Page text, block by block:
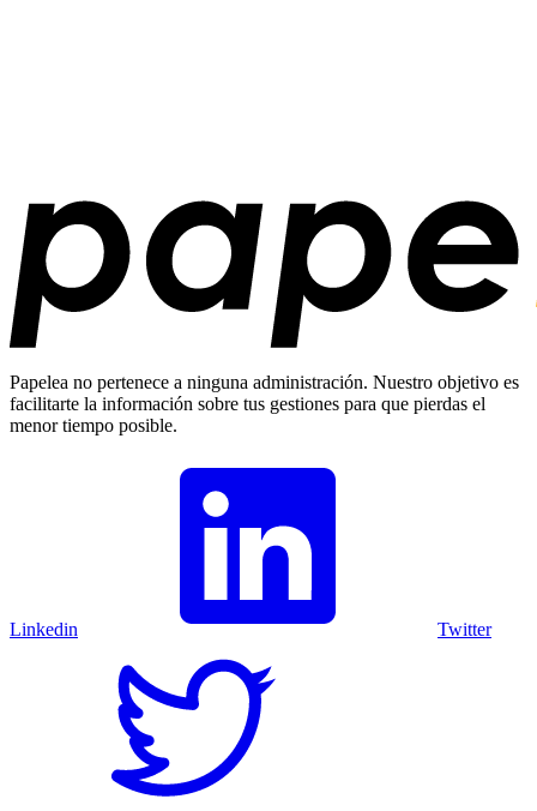
Papelea no pertenece a ninguna administración. Nuestro objetivo es
facilitarte la información sobre tus gestiones para que pierdas el
menor tiempo posible.
Linkedin Twitter